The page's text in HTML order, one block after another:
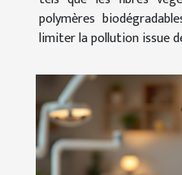
polymères
limiter la pollution issue